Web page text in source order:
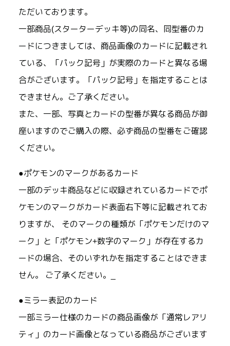
ただいております。
一部商品(スターターデッキ等)の同名、同型番のカ
ードにつきましては、商品画像のカードに記載され
ている、「パック記号」が実際のカードと異なる場
合がございます。「パック記号」を指定することは
できません。ご了承ください。
また、一部、写真とカードの型番が異なる商品が御
座いますのでご購入の際、必ず商品の型番をご確認
ください。
●ポケモンのマークがあるカード
一部のデッキ商品などに収録されているカードでポ
ケモンのマークがカード表面右下等に記載されてお
りますが、 そのマークの種類が「ポケモンだけのマ
ーク」と「ポケモン+数字のマーク」が存在するカ
ードの場合、そのいずれかを指定することはできま
せん。 ご了承ください。_
●ミラー表記のカード
一部ミラー仕様のカードの商品画像が「通常レアリ
ティ」のカード画像となっている商品がございます